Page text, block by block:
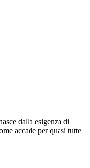
dalla esigenza di
accade per quasi tutte